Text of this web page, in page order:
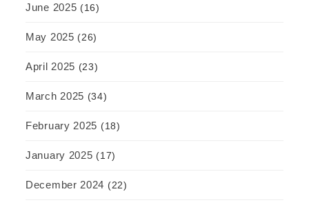
June 2025 (16)
May 2025 (26)
April 2025 (23)
March 2025 (34)
February 2025 (18)
January 2025 (17)
December 2024 (22)